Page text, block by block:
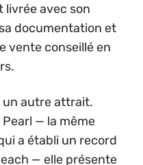
livrée avec son
documentation et
vente conseillé en
un autre attrait.
— la même
a établi un record
— elle présente